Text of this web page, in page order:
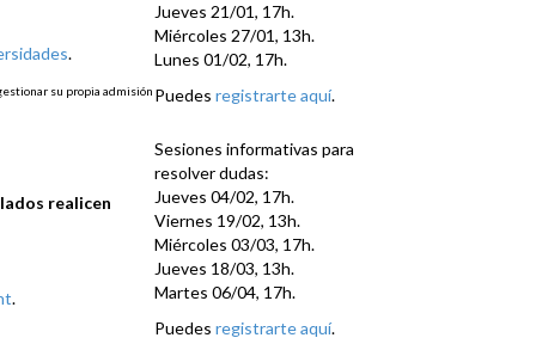
.
su propia admisión
Jueves 21/01, 17h.
Miércoles 27/01, 13h.
Lunes 01/02, 17h.
Puedes registrarte aquí.
realicen
.
Sesiones informativas para
resolver dudas:
Jueves 04/02, 17h.
Viernes 19/02, 13h.
Miércoles 03/03, 17h.
Jueves 18/03, 13h.
Martes 06/04, 17h.
Puedes registrarte aquí.